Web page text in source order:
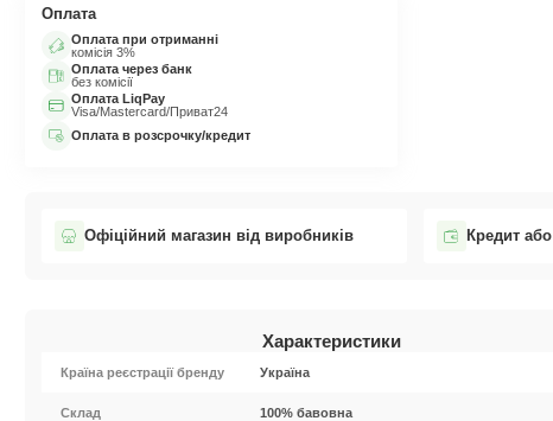
Оплата
Оплата при отриманні
комісія 3%
Оплата через банк
без комісії
Оплата LiqPay
Visa/Mastercard/Приват24
Оплата в розсрочку/кредит
Офіційний магазин від виробників Кредит
Характеристики
Країна реєстрації бренду Україна
Cклад 100% бавовна